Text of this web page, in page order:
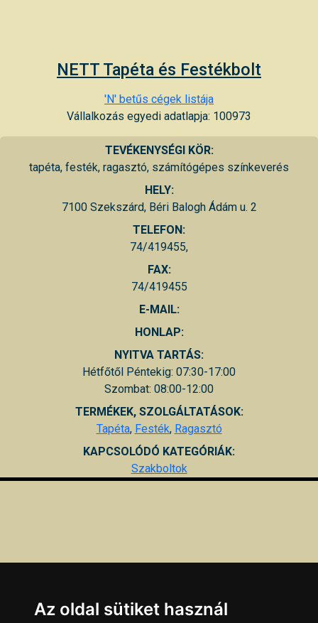
NETT Tapéta és Festékbolt
'N' betűs cégek listája
Vállalkozás egyedi adatlapja: 100973
TEVÉKENYSÉGI KÖR:
tapéta, festék, ragasztó, számítógépes színkeverés
HELY:
7100 Szekszárd, Béri Balogh Ádám u. 2
TELEFON:
74/419455,
FAX:
74/419455
E-MAIL:
HONLAP:
NYITVA TARTÁS:
Hétfőtől Péntekig: 07:30-17:00
Szombat: 08:00-12:00
TERMÉKEK, SZOLGÁLTATÁSOK:
Tapéta, Festék, Ragasztó
KAPCSOLÓDÓ KATEGÓRIÁK:
Szakboltok
Az oldal sütiket használ